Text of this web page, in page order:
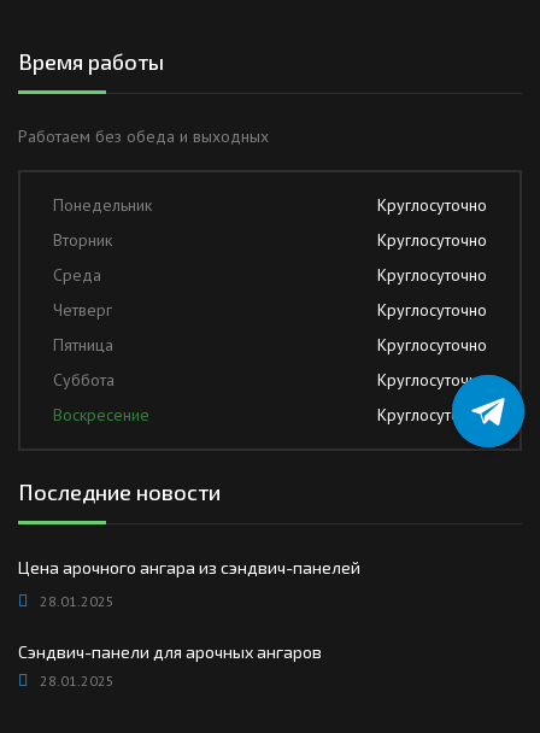
Время работы
Работаем без обеда и выходных
Понедельник
Круглосуточно
Вторник
Круглосуточно
Среда
Круглосуточно
Четверг
Круглосуточно
Пятница
Круглосуточно
Суббота
Круглосуточно
Воскресение
Круглосуточно
Последние новости
Цена арочного ангара из сэндвич-панелей
28.01.2025
Сэндвич-панели для арочных ангаров
28.01.2025